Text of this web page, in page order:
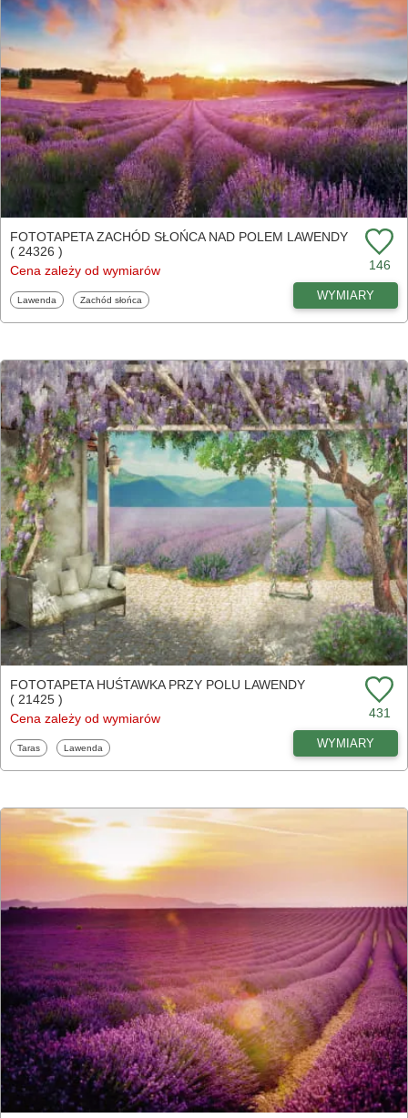
FOTOTAPETA ZACHÓD SŁOŃCA NAD POLEM LAWENDY
( 24326 )
Cena zależy od wymiarów
146
Fototapety
Lawenda Fototapety
Zachód słońca WYMIARY
FOTOTAPETA HUŚTAWKA PRZY POLU LAWENDY
( 21425 )
Cena zależy od wymiarów
431
Fototapety
Taras Fototapety
Lawenda WYMIARY